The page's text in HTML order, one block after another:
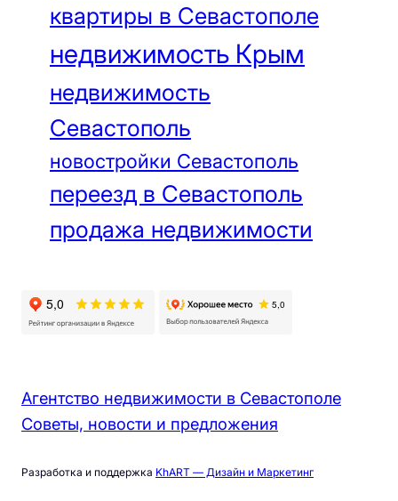
квартиры в Севастополе
недвижимость Крым
недвижимость
Севастополь
новостройки Севастополь
переезд в Севастополь
продажа недвижимости
Агентство недвижимости в Севастополе
Советы, новости и предложения
Разработка и поддержка KhART — Дизайн и Маркетинг